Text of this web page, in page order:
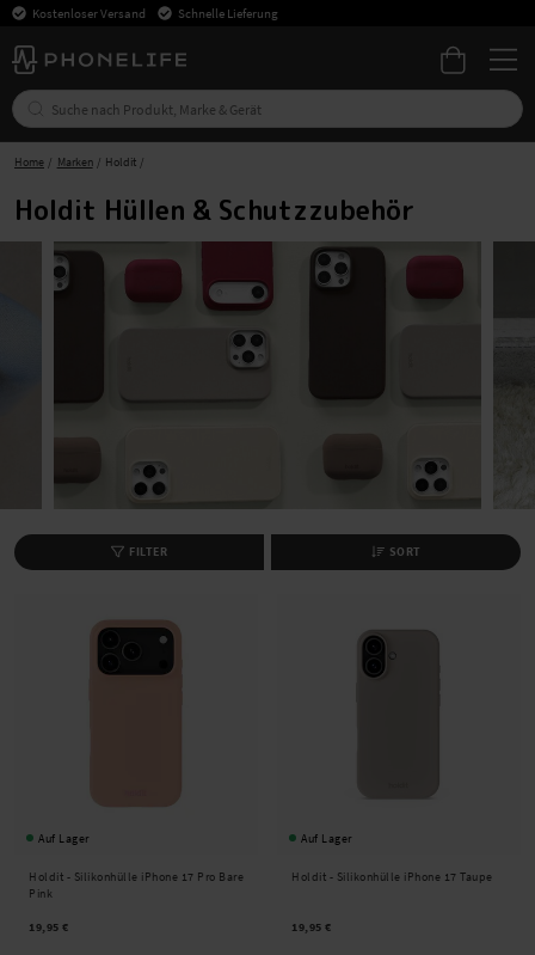
Kostenloser Versand Schnelle Lieferung
Home Marken Holdit
Holdit Hüllen & Schutzzubehör
FILTER SORT
Auf Lager
Holdit - Silikonhülle iPhone 17 Pro Bare
Pink
19,95 €
Auf Lager
Holdit - Silikonhülle iPhone 17 Taupe
19,95 €